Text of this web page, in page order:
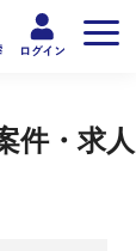
件・求人